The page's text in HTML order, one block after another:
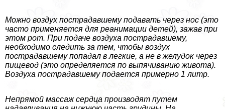
Можно воздух пострадавшему подавать через нос (это
часто применяется для реанимации детей), зажав при
этом рот. При подаче воздуха пострадавшему,
необходимо следить за тем, чтобы воздух
пострадавшему попадал в легкие, а не в желудок через
пищевод (это определяется по выпячиванию живота).
Воздуха пострадавшему подается примерно 1 литр.
Непрямой массаж сердца производят путем